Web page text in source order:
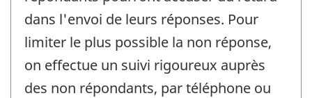
dans l'envoi de leurs réponses. Pour
limiter le plus possible la non réponse,
on effectue un suivi rigoureux auprès
des non répondants, par téléphone ou